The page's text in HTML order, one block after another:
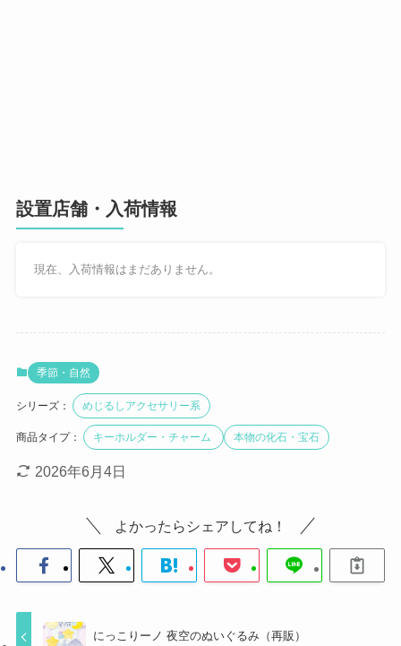
設置店舗・入荷情報
現在、入荷情報はまだありません。
季節・自然
シリーズ： めじるしアクセサリー系
商品タイプ： キーホルダー・チャーム 本物の化石・宝石
2026年6月4日
よかったらシェアしてね！
にっこりーノ 夜空のぬいぐるみ（再販）